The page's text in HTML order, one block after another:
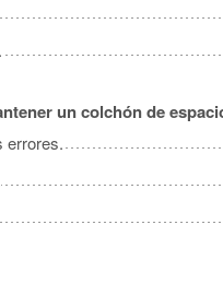
un colchón de
errores.